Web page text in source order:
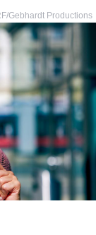
Gebhardt Productions